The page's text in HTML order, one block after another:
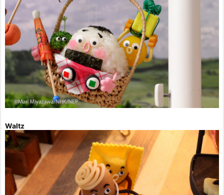
Waltz